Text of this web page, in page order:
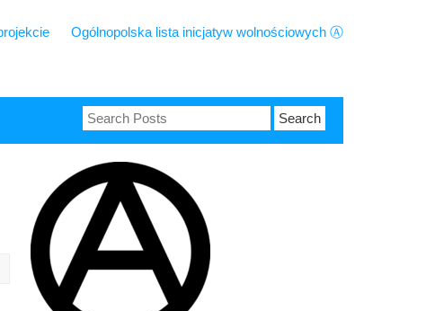
Ogólnopolska lista inicjatyw wolnościowych Ⓐ
Search
for: